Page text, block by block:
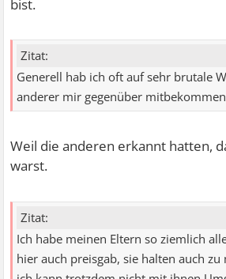
bist.
Zitat:
Generell hab ich oft auf sehr brutale
anderer mir gegenüber
Weil die anderen erkannt hatten,
warst.
Zitat:
Ich habe meinen Eltern so ziemlich
hier auch preisgab, sie halten auch zu